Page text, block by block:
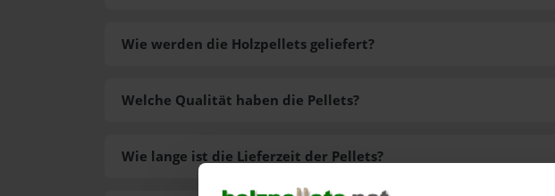
Wie werden die Holzpellets geliefert?
Welche Qualität haben die Pellets?
Wie lange ist die Lieferzeit der Pellets?